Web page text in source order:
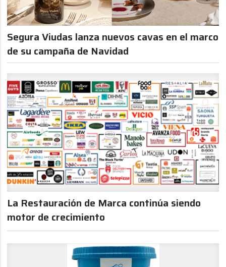
Segura Viudas lanza nuevos cavas en el marco
de su campaña de Navidad
La Restauración de Marca continúa siendo
motor de crecimiento